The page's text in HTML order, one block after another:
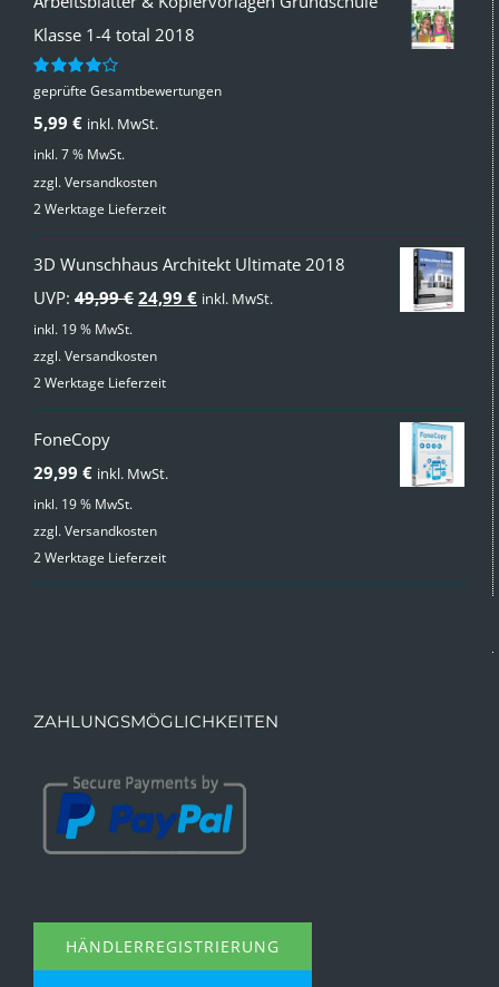
Klasse 1-4 total 2018
Bewertet
von 5
geprüfte Gesamtbewertungen
5,99 € inkl. MwSt.
inkl. 7 % MwSt.
zzgl.Versandkosten
2 Werktage Lieferzeit
3D Wunschhaus Architekt Ultimate 2018
UVP: 49,99€ Ursprünglicher
war:
24,99 €Aktueller
inkl. MwSt.
inkl. 19 % MwSt.
zzgl.Versandkosten
2 Werktage Lieferzeit
FoneCopy
29,99 € inkl. MwSt.
inkl. 19 % MwSt.
zzgl.Versandkosten
2 Werktage Lieferzeit
ZAHLUNGSMÖGLICHKEITEN
HÄNDLERREGISTRIERUNG